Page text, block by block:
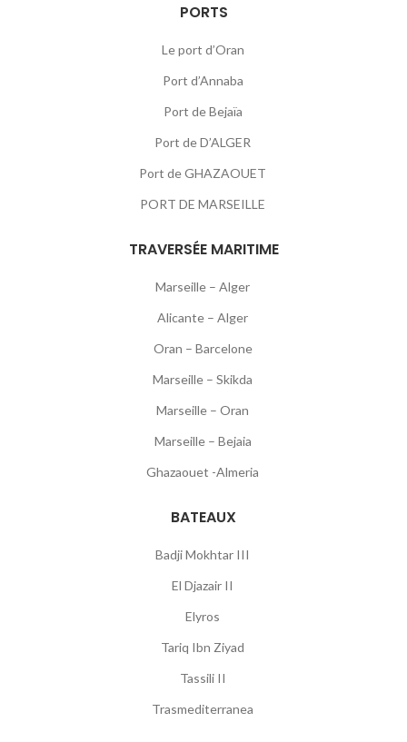
PORTS
Le port d’Oran
Port d’Annaba
Port de Bejaïa
Port de D’ALGER
Port de GHAZAOUET
PORT DE MARSEILLE
TRAVERSÉE MARITIME
Marseille – Alger
Alicante – Alger
Oran – Barcelone
Marseille – Skikda
Marseille – Oran
Marseille – Bejaia
Ghazaouet -Almeria
BATEAUX
Badji Mokhtar III
El Djazair II
Elyros
Tariq Ibn Ziyad
Tassili II
Trasmediterranea